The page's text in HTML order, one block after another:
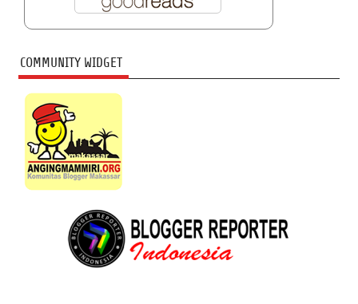
COMMUNITY WIDGET